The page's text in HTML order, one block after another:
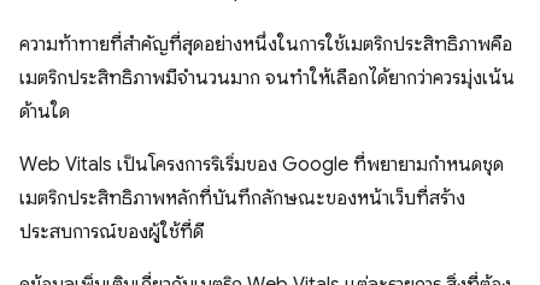
ความท้าทายที่สำคัญที่สุดอย่างหนึ่งในการใช้เมตริกประสิทธิภาพคือ
เมตริกประสิทธิภาพมีจำนวนมาก จนทำให้เลือกได้ยากว่าควรมุ่งเน้น
ด้านใด
Web Vitals เป็นโครงการริเริ่มของ Google ที่พยายามกำหนดชุด
เมตริกประสิทธิภาพหลักที่บันทึกลักษณะของหน้าเว็บที่สร้าง
ประสบการณ์ของผู้ใช้ที่ดี